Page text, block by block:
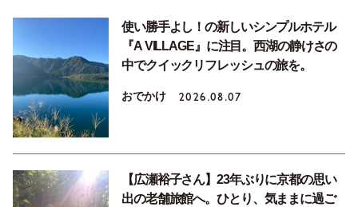
使い勝手よし！の新しいシンプルホテル
『A VILLAGE』に注目。西湖の静けさの
中でクイックリフレッシュの旅を。
おでかけ 2026.08.07
【広瀬裕子さん】23年ぶりに京都の思い
出の老舗旅館へ。ひとり、気ままに過ご